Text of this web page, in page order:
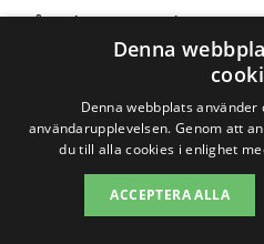
på takrenovering.
Få 3 erbjudanden,
förpliktelser
Denna
Denna webbplats
användarupplevelsen. Genom att
du till alla cookies i enlighet
ACCEPTERA ALLA